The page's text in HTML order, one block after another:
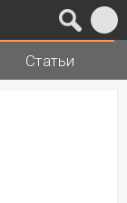
Статьи